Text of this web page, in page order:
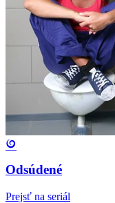
Odsúdené
Prejsť na seriál